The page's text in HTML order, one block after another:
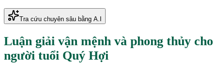
Tra cứu chuyên sâu bằng A.I
Luận giải vận mệnh và phong thủy cho
người tuổi Quý Hợi